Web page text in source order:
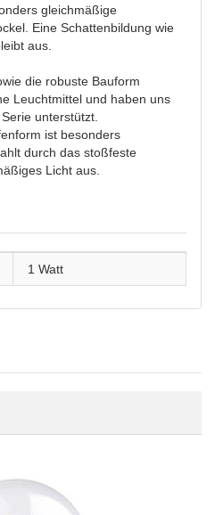
gleichmäßige
Eine Schattenbildung wie
aus.
die robuste Bauform
Leuchtmittel und haben uns
unterstützt.
ist besonders
durch das stoßfeste
Licht aus.
1 Watt